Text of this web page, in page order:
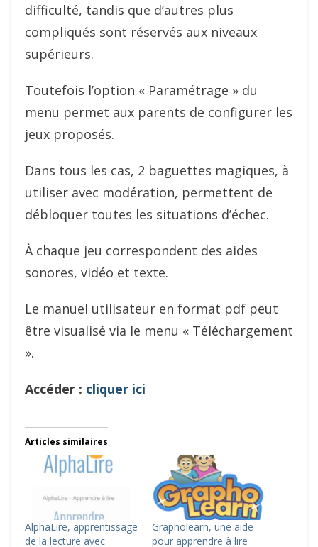
difficulté, tandis que d’autres plus
compliqués sont réservés aux niveaux
supérieurs.
Toutefois l’option « Paramétrage » du
menu permet aux parents de configurer les
jeux proposés.
Dans tous les cas, 2 baguettes magiques, à
utiliser avec modération, permettent de
débloquer toutes les situations d’échec.
À chaque jeu correspondent des aides
sonores, vidéo et texte.
Le manuel utilisateur en format pdf peut
être visualisé via le menu « Téléchargement
».
Accéder : cliquer ici
Articles similaires
AlphaLire, apprentissage
de la lecture avec
Grapholearn, une aide
pour apprendre à lire